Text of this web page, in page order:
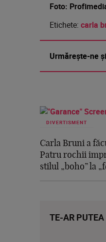
Foto:
Etichete: carla
Urmărește-ne
DIVERTISMENT
Carla Bruni a
Patru rochii
stilul „boho” la
TE-AR